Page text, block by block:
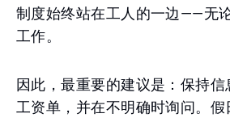
制度始终站在工人的一边——无
工作。
因此，最重要的建议是：保持
工资单，并在不明确时询问。